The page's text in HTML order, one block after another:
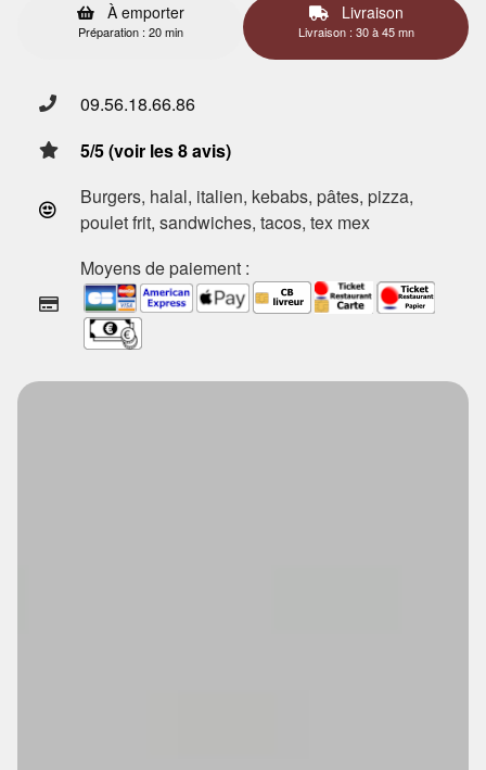
À emporter
Préparation : 20 min
Livraison
Livraison : 30 à 45 mn
09.56.18.66.86
5/5 (voir les 8 avis)
Burgers, halal, italien, kebabs, pâtes, pizza,
poulet frit, sandwiches, tacos, tex mex
Moyens de paiement :